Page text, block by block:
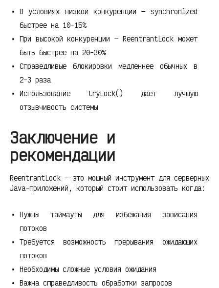
В условиях низкой конкуренции — synchronized
быстрее на 10-15%
При высокой конкуренции — ReentrantLock может
быть быстрее на 20-30%
Справедливые блокировки медленнее обычных в
2-3 раза
Использование tryLock() дает лучшую
отзывчивость системы
Заключение и
рекомендации
ReentrantLock — это мощный инструмент для серверных
Java-приложений, который стоит использовать когда:
Нужны таймауты для избежания зависания
потоков
Требуется возможность прерывания ожидающих
потоков
Необходимы сложные условия ожидания
Важна справедливость обработки запросов